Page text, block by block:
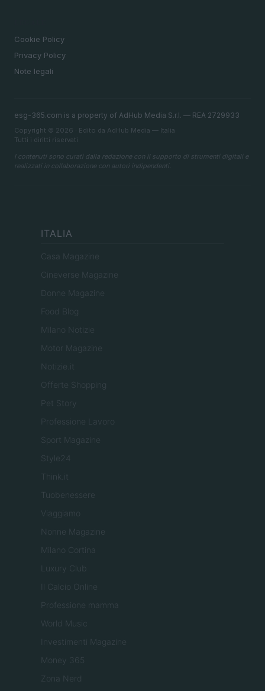
Cookie Policy
Privacy Policy
Note legali
esg-365.com is a property of AdHub Media S.r.l. — REA 2729933
Copyright © 2026 · Edito da AdHub Media — Italia
Tutti i diritti riservati
I contenuti sono curati dalla redazione con il supporto di strumenti digitali e
realizzati in collaborazione con autori indipendenti.
ITALIA
Casa Magazine
Cineverse Magazine
Donne Magazine
Food Blog
Milano Notizie
Motor Magazine
Notizie.it
Offerte Shopping
Pet Story
Professione Lavoro
Sport Magazine
Style24
Think.it
Tuobenessere
Viaggiamo
Nonne Magazine
Milano Cortina
Luxury Club
Il Calcio Online
Professione mamma
World Music
Investimenti Magazine
Money 365
Zona Nerd